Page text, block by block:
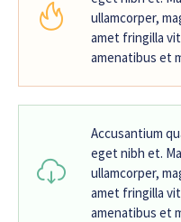
ullamcorper,
amet fringilla
amenatibus et
Accusantium
eget nibh et.
ullamcorper,
amet fringilla
amenatibus et